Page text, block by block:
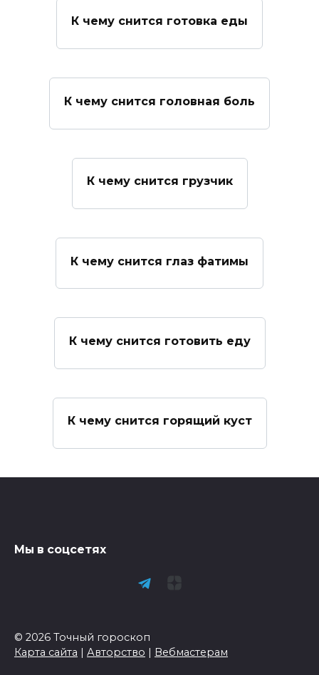
К чему снится готовка еды
К чему снится головная боль
К чему снится грузчик
К чему снится глаз фатимы
К чему снится готовить еду
К чему снится горящий куст
Мы в соцсетях
© 2026 Точный гороскоп
Карта сайта | Авторство | Вебмастерам